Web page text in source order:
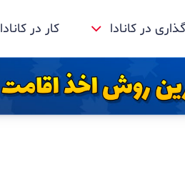
در کانادا کار در کانادا